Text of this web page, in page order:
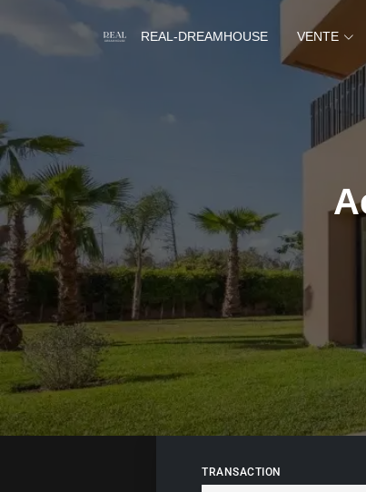
REAL-DREAMHOUSE VENTE
TRANSACTION